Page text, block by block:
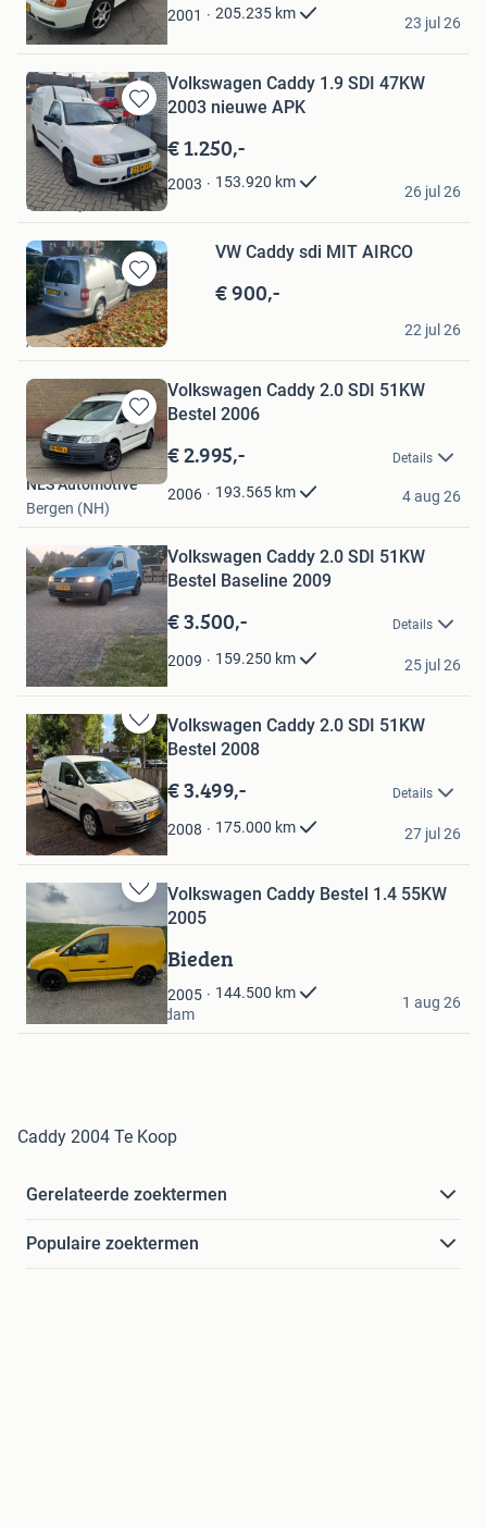
2001 205.235 km
jeroen
Winschoten
23 jul 26
Bewaren
in
Mijn
Favorieten
Volkswagen Caddy 1.9 SDI 47KW
2003 nieuwe APK
€ 1.250,-
2003 153.920 km
Léon
Beverwijk
26 jul 26
Bewaren
in
Mijn
Favorieten
VW Caddy sdi MIT AIRCO
€ 900,-
michiel
Almelo
22 jul 26
Bewaren
in
Mijn
Favorieten
Volkswagen Caddy 2.0 SDI 51KW
Bestel 2006
€ 2.995,- Details
2006 193.565 km
NES Automotive
Bergen (NH)
4 aug 26
in
Mijn
Favorieten
Volkswagen Caddy 2.0 SDI 51KW
Bestel Baseline 2009
€ 3.500,- Details
2009 159.250 km
walet
Sibculo
25 jul 26
Bewaren
in
Mijn
Favorieten
Volkswagen Caddy 2.0 SDI 51KW
Bestel 2008
€ 3.499,- Details
2008 175.000 km
Sem Kalwij
Hengelo
27 jul 26
Bewaren
in
Mijn
Favorieten
Volkswagen Caddy Bestel 1.4 55KW
2005
Bieden
2005 144.500 km
Burgers
Hardinxveld-Giessendam
1 aug 26
Caddy 2004 Te Koop
Gerelateerde zoektermen
Populaire zoektermen